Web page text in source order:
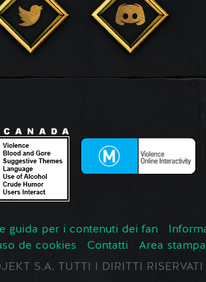
guida per i contenuti dei fan
de cookies Contatti
Area stampa
S.A. TUTTI I DIRITTI RISERVATI